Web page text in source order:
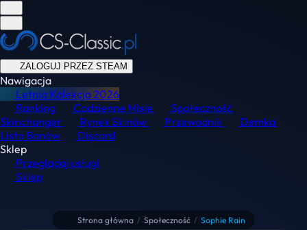
ZALOGUJ PRZEZ STEAM
Nawigacja
Letnia Kolekcja2026
Ranking
Codzienne Misje
Społeczność
Skinchanger
Rynek Skinów Przewodnik
Demka
Lista Banów
Discord
Sklep
Przeglądaj usługi
Sklep
Strona główna / Społeczność / Sophie Rain